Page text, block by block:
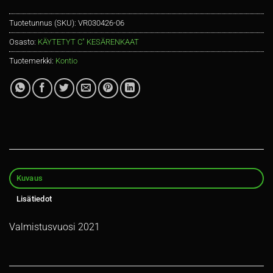
Tuotetunnus (SKU): VR030426-06
Osasto: KÄYTETYT C" KESÄRENKAAT
Tuotemerkki: Kontio
Kuvaus
Lisätiedot
Valmistusvuosi 2021